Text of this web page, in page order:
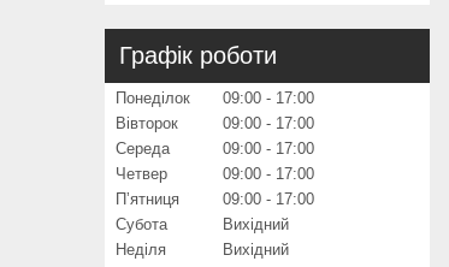
Графік роботи
Понеділок 09:00
17:00
Вівторок
09:00
17:00
Середа
09:00
17:00
Четвер
09:00
17:00
Пʼятниця
09:00
17:00
Субота
Вихідний
Неділя
Вихідний